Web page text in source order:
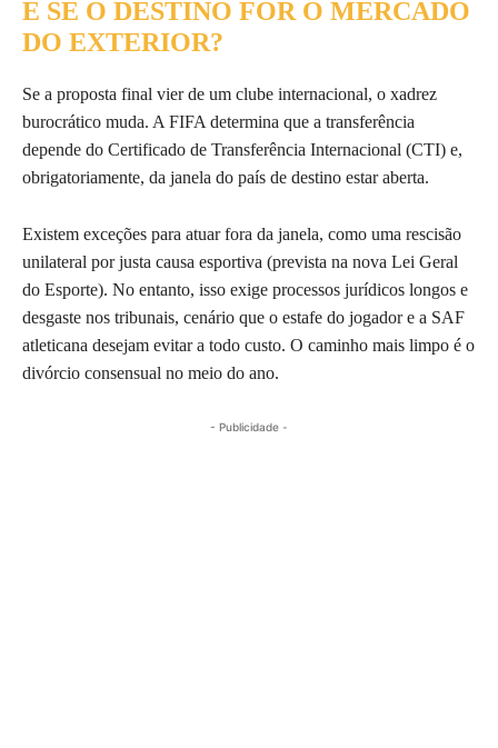
E SE O DESTINO FOR O MERCADO
DO EXTERIOR?
Se a proposta final vier de um clube internacional, o xadrez
burocrático muda. A FIFA determina que a transferência
depende do Certificado de Transferência Internacional (CTI) e,
obrigatoriamente, da janela do país de destino estar aberta.
Existem exceções para atuar fora da janela, como uma rescisão
unilateral por justa causa esportiva (prevista na nova Lei Geral
do Esporte). No entanto, isso exige processos jurídicos longos e
desgaste nos tribunais, cenário que o estafe do jogador e a SAF
atleticana desejam evitar a todo custo. O caminho mais limpo é o
divórcio consensual no meio do ano.
- Publicidade -